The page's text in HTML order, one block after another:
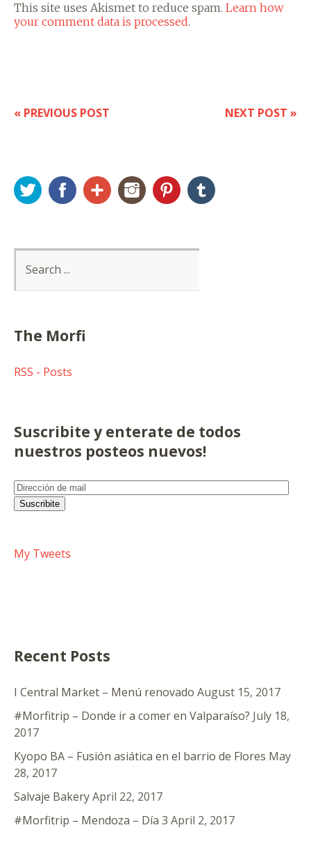
This site uses Akismet to reduce spam. Learn how
your comment data is processed.
NEXT POST »
« PREVIOUS POST
Twitter FacebookGoogle+InstagramPinterest
The Morfi
RSS - Posts
Suscribite y enterate de todos
nuestros posteos nuevos!
Dirección
deSuscribite
My Tweets
Recent Posts
I Central Market – Menú renovado August 15, 2017
#Morfitrip – Donde ir a comer en Valparaíso? July 18,
2017
Kyopo BA – Fusión asiática en el barrio de Flores May
28, 2017
Salvaje BakeryApril 22, 2017
#Morfitrip – Mendoza – Día 3 April 2, 2017